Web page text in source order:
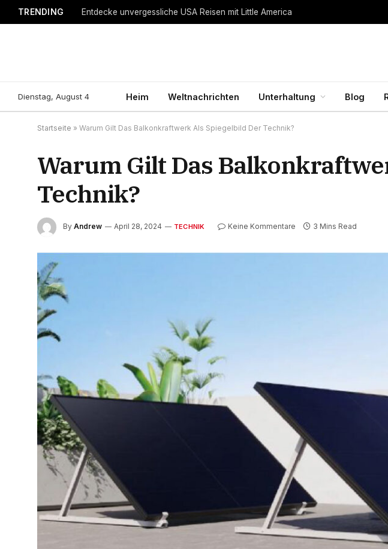
TRENDING Entdecke unvergessliche USA Reisen mit Little America
Dienstag, August 4 Heim Weltnachrichten Unterhaltung Blog
Startseite » Warum Gilt Das Balkonkraftwerk Als Spiegelbild Der Technik?
Warum Gilt Das
Technik?
By Andrew April 28, 2024 TECHNIK Keine Kommentare 3 Mins Read